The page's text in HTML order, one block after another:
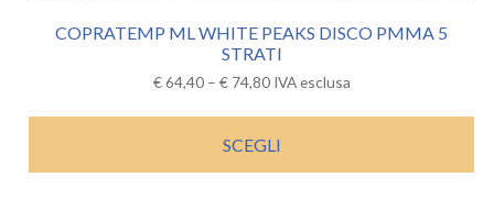
COPRATEMP ML WHITE PEAKS DISCO PMMA 5
STRATI
€64,40– €74,80 IVA esclusa
SCEGLI